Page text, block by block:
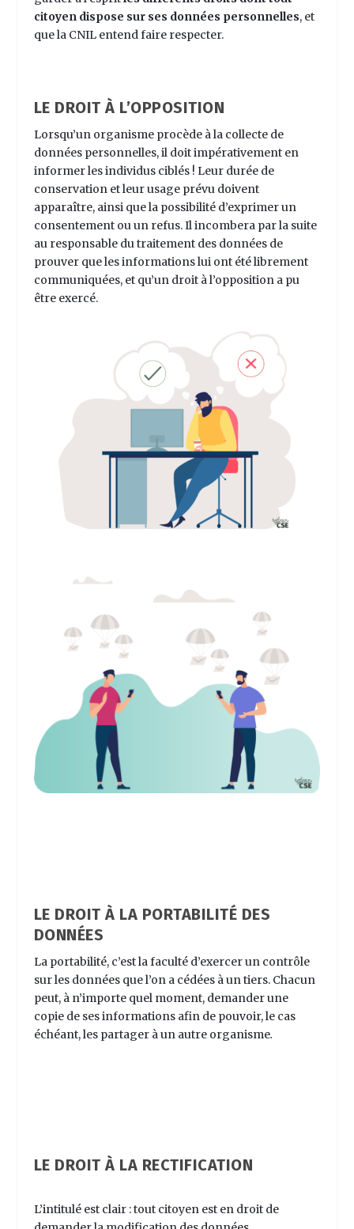
citoyen dispose sur ses données personnelles, et
que la CNIL entend faire respecter.
LE DROIT À L’OPPOSITION
Lorsqu’un organisme procède à la collecte de
données personnelles, il doit impérativement en
informer les individus ciblés ! Leur durée de
conservation et leur usage prévu doivent
apparaître, ainsi que la possibilité d’exprimer un
consentement ou un refus. Il incombera par la suite
au responsable du traitement des données de
prouver que les informations lui ont été librement
communiquées, et qu’un droit à l’opposition a pu
être exercé.
LE DROIT À LA PORTABILITÉ DES
DONNÉES
La portabilité, c’est la faculté d’exercer un contrôle
sur les données que l’on a cédées à un tiers. Chacun
peut, à n’importe quel moment, demander une
copie de ses informations afin de pouvoir, le cas
échéant, les partager à un autre organisme.
LE DROIT À LA RECTIFICATION
L’intitulé est clair : tout citoyen est en droit de